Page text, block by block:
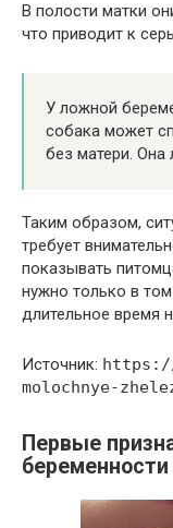
В полости матки
что приводит к
У ложной
собака может
без матери. Она
Таким образом,
требует
показывать
нужно только в
длительное время
Источник:
molochnye-
Первые
беременности